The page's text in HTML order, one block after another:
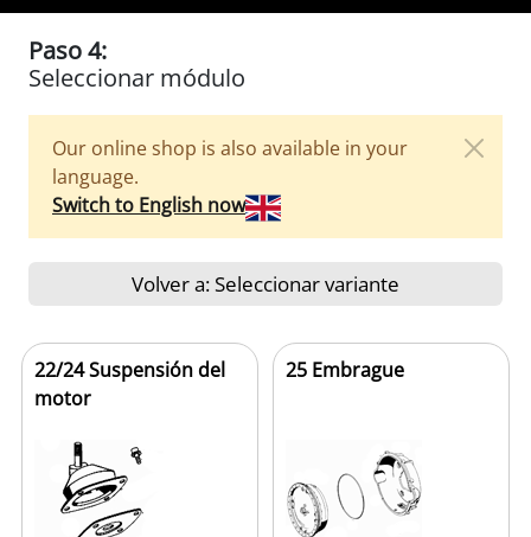
Paso 4:
Seleccionar módulo
Our online shop is also available in your
language.
Switch to English now
Volver a: Seleccionar variante
22/24 Suspensión del
motor
25 Embrague